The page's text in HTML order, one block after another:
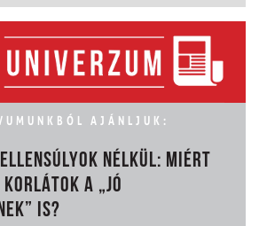
AJÁNLJUK:
NÉLKÜL: MIÉRT
A „JÓ
IS?